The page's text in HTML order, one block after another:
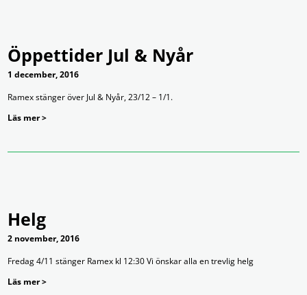
Öppettider Jul & Nyår
1 december, 2016
Ramex stänger över Jul & Nyår, 23/12 – 1/1.
Läs mer >
Helg
2 november, 2016
Fredag 4/11 stänger Ramex kl 12:30 Vi önskar alla en trevlig helg
Läs mer >